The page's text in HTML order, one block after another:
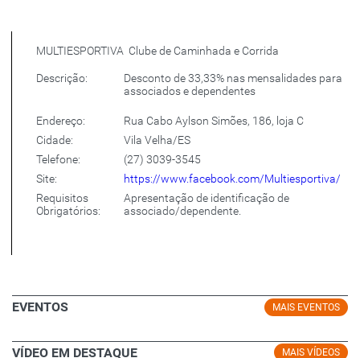
MULTIESPORTIVA Clube de Caminhada e Corrida
Descrição:
Desconto de 33,33% nas mensalidades para
associados e dependentes
Endereço:
Rua Cabo Aylson Simões, 186, loja C
Cidade:
Vila Velha/ES
Telefone:
(27) 3039-3545
Site:
https://www.facebook.com/Multiesportiva/
Requisitos
Obrigatórios:
Apresentação de identificação de
associado/dependente.
MAIS EVENTOS
EVENTOS
MAIS VÍDEOS
VÍDEO EM DESTAQUE